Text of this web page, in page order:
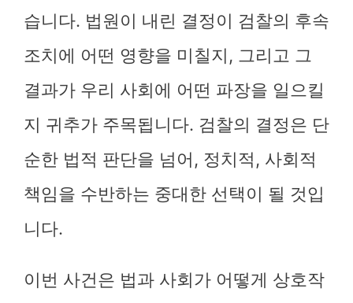
습니다. 법원이 내린 결정이 검찰의 후속
조치에 어떤 영향을 미칠지, 그리고 그
결과가 우리 사회에 어떤 파장을 일으킬
지 귀추가 주목됩니다. 검찰의 결정은 단
순한 법적 판단을 넘어, 정치적, 사회적
책임을 수반하는 중대한 선택이 될 것입
니다.
이번 사건은 법과 사회가 어떻게 상호작